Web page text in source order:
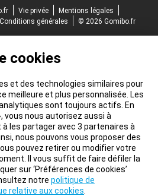
Vie privée
Mentions légales
Conditions générales © 2026 Gomibo.fr
cookies
et des technologies similaires pour
meilleure et plus personnalisée. Les
sont toujours actifs. En
vous nous autorisez aussi à
les partager avec 3 partenaires à
nous pouvons vous proposer des
pouvez retirer ou modifier votre
Il vous suffit de faire défiler la
sur ‘Préférences de cookies’
notre politique de
relative aux cookies